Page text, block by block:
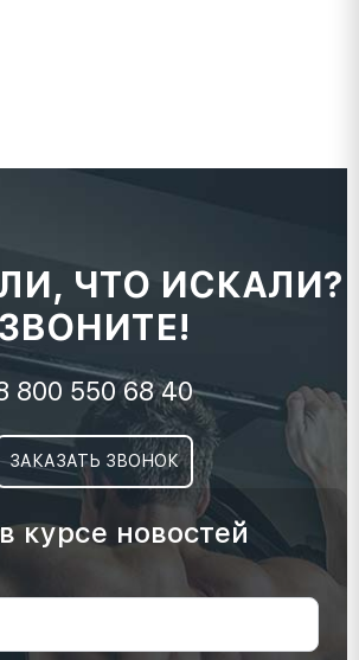
ЧТО ИСКАЛИ?
ЗВОНИТЕ!
800 550 68 40
ЗАКАЗАТЬ ЗВОНОК
курсе новостей